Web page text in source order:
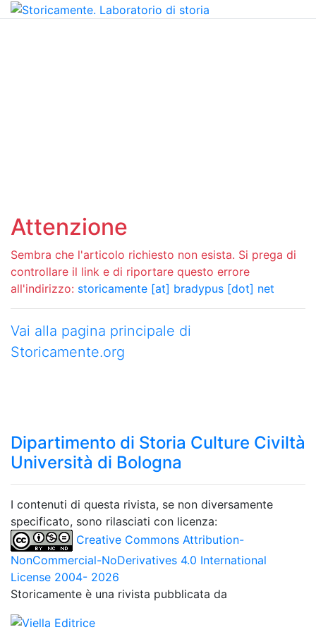
Attenzione
Sembra che l'articolo richiesto non esista. Si prega di
controllare il link e di riportare questo errore
all'indirizzo: storicamente [at] bradypus [dot] net
Vai alla pagina principale di
Storicamente.org
Dipartimento di Storia Culture Civiltà
Università di Bologna
I contenuti di questa rivista, se non diversamente
specificato, sono rilasciati con licenza:
Creative Commons Attribution-
NonCommercial-NoDerivatives 4.0 International
License 2004- 2026
Storicamente è una rivista pubblicata da